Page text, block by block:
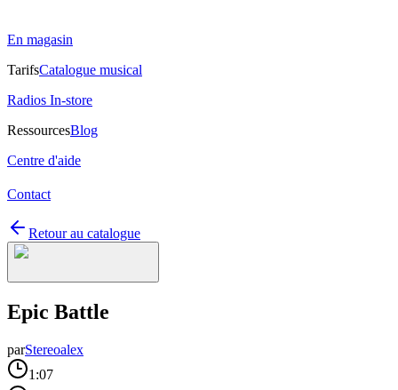
En magasin
TarifsCatalogue musical
Radios In-store
RessourcesBlog
Centre d'aide
Contact
Retour au catalogue
Epic Battle
parStereoalex
1:07